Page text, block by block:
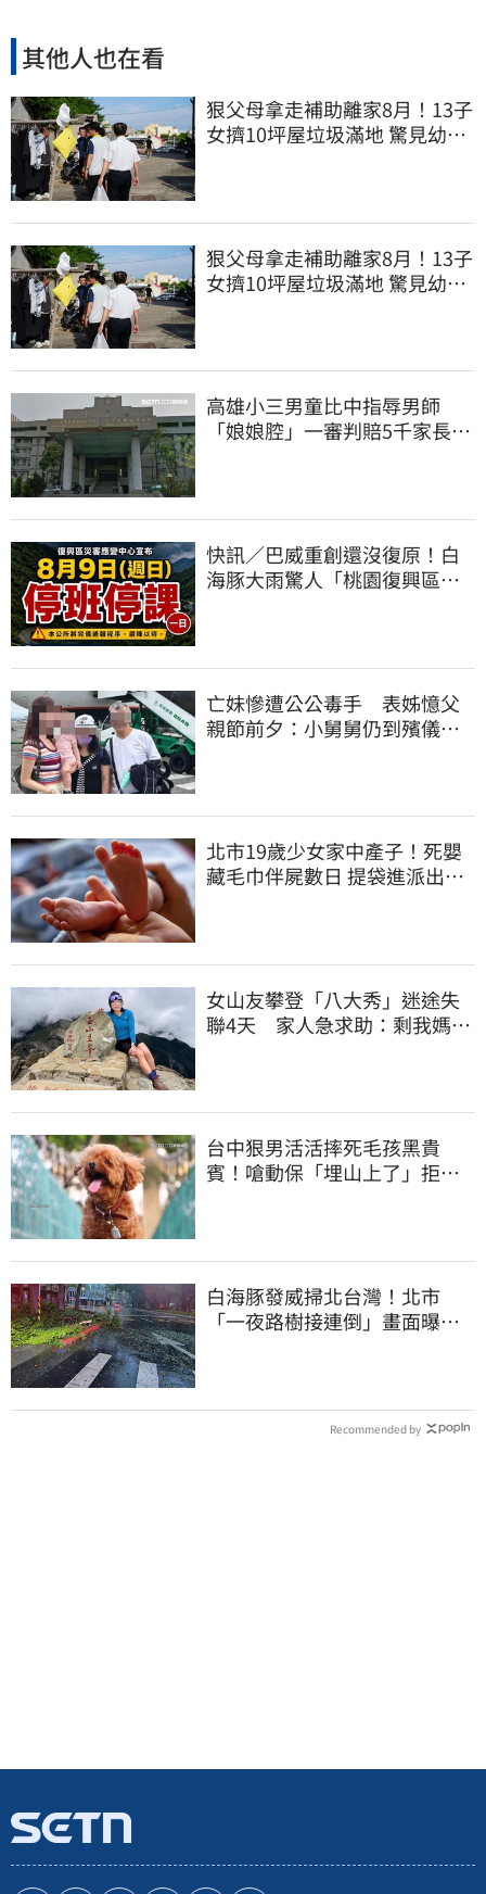
其他人也在看
狠父母拿走補助離家8月！13子
女擠10坪屋垃圾滿地 驚見幼童
狠父母拿走補助離家8月！13子
女擠10坪屋垃圾滿地 驚見幼童
高雄小三男童比中指辱男師
「娘娘腔」一審判賠5千家長不
快訊／巴威重創還沒復原！白
海豚大雨驚人「桃園復興區」
亡妹慘遭公公毒手 表姊憶父
親節前夕：小舅舅仍到殯儀館
北市19歲少女家中產子！死嬰
藏毛巾伴屍數日 提袋進派出所
女山友攀登「八大秀」迷途失
聯4天 家人急求助：剩我媽還
台中狠男活活摔死毛孩黑貴
賓！嗆動保「埋山上了」拒交
白海豚發威掃北台灣！北市
「一夜路樹接連倒」畫面曝
Recommended by